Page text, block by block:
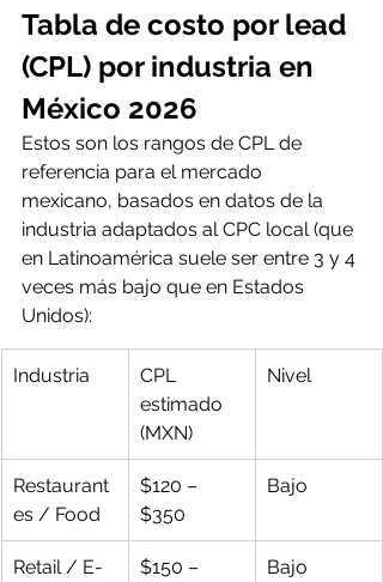
Tabla de costo por lead
(CPL) por industria en
México 2026
Estos son los rangos de CPL de
referencia para el mercado
mexicano, basados en datos de la
industria adaptados al CPC local (que
en Latinoamérica suele ser entre 3 y 4
veces más bajo que en Estados
Unidos):
Industria
CPL
estimado
(MXN)
Nivel
Restaurant
es / Food
$120 –
$350
Bajo
Retail / E-
$150 –
Bajo